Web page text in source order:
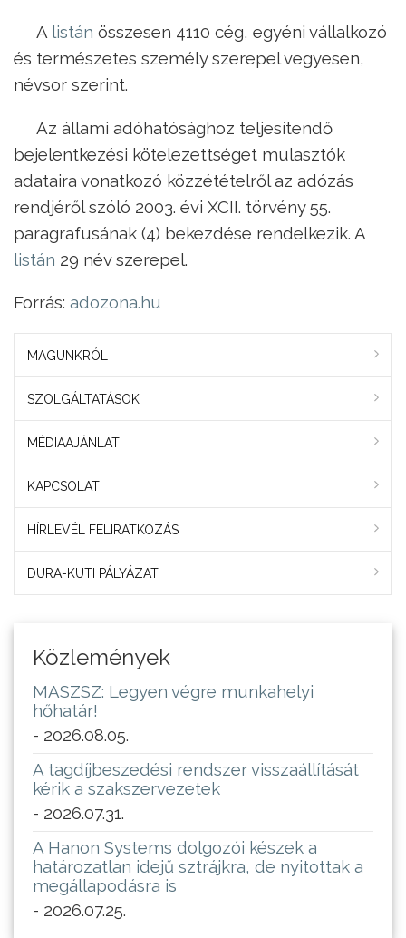
A listán összesen 4110 cég, egyéni vállalkozó
és természetes személy szerepel vegyesen,
névsor szerint.
Az állami adóhatósághoz teljesítendő
bejelentkezési kötelezettséget mulasztók
adataira vonatkozó közzétételről az adózás
rendjéről szóló 2003. évi XCII. törvény 55.
paragrafusának (4) bekezdése rendelkezik. A
listán 29 név szerepel.
Forrás: adozona.hu
MAGUNKRÓL
SZOLGÁLTATÁSOK
MÉDIAAJÁNLAT
KAPCSOLAT
HÍRLEVÉL FELIRATKOZÁS
DURA-KUTI PÁLYÁZAT
Közlemények
MASZSZ: Legyen végre munkahelyi
hőhatár!
- 2026.08.05.
A tagdíjbeszedési rendszer visszaállítását
kérik a szakszervezetek
- 2026.07.31.
A Hanon Systems dolgozói készek a
határozatlan idejű sztrájkra, de nyitottak a
megállapodásra is
- 2026.07.25.